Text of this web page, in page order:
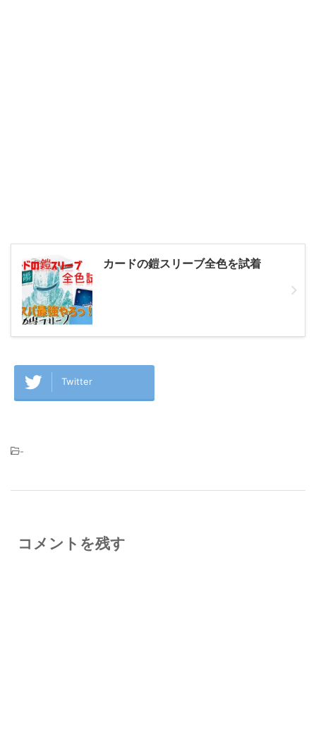
カードの鎧スリーブ全色を試着
Twitter
-
コメントを残す